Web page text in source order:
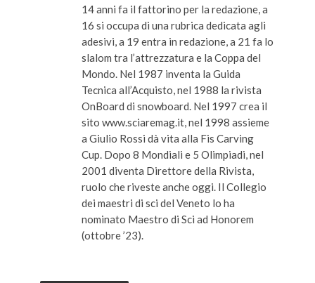
14 anni fa il fattorino per la redazione, a
16 si occupa di una rubrica dedicata agli
adesivi, a 19 entra in redazione, a 21 fa lo
slalom tra l’attrezzatura e la Coppa del
Mondo. Nel 1987 inventa la Guida
Tecnica all’Acquisto, nel 1988 la rivista
OnBoard di snowboard. Nel 1997 crea il
sito www.sciaremag.it, nel 1998 assieme
a Giulio Rossi dà vita alla Fis Carving
Cup. Dopo 8 Mondiali e 5 Olimpiadi, nel
2001 diventa Direttore della Rivista,
ruolo che riveste anche oggi. Il Collegio
dei maestri di sci del Veneto lo ha
nominato Maestro di Sci ad Honorem
(ottobre ’23).